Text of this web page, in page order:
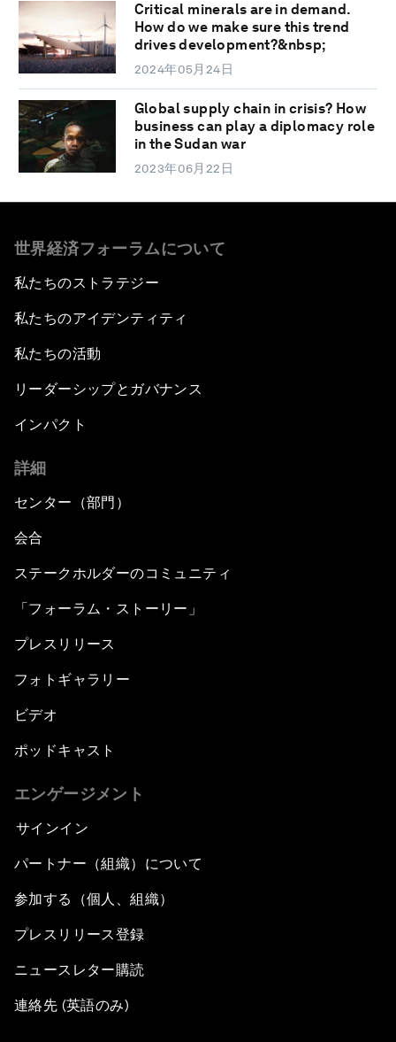
Critical minerals are in demand.
How do we make sure this trend
drives development?&nbsp;
2024年05月24日
Global supply chain in crisis? How
business can play a diplomacy role
in the Sudan war
2023年06月22日
世界経済フォーラムについて
私たちのストラテジー
私たちのアイデンティティ
私たちの活動
リーダーシップとガバナンス
インパクト
詳細
センター（部門）
会合
ステークホルダーのコミュニティ
「フォーラム・ストーリー」
プレスリリース
フォトギャラリー
ビデオ
ポッドキャスト
エンゲージメント
サインイン
パートナー（組織）について
参加する（個人、組織）
プレスリリース登録
ニュースレター購読
連絡先 (英語のみ)